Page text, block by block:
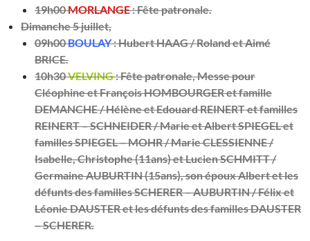
19h00MORLANGE:Fête patronale.
Dimanche 5 juillet,
09h00BOULAY:Hubert HAAG / Roland et Aimé
BRICE.
10h30VELVING:Fête patronale,Messe pour
Cléophine et François HOMBOURGER et famille
DEMANCHE / Hélène et Edouard REINERT et familles
REINERT – SCHNEIDER / Marie et Albert SPIEGEL et
familles SPIEGEL – MOHR / Marie CLESSIENNE /
Isabelle, Christophe (11ans) et Lucien SCHMITT /
Germaine AUBURTIN (15ans), son époux Albert et les
défunts des familles SCHERER – AUBURTIN / Félix et
Léonie DAUSTER et les défunts des familles DAUSTER
– SCHERER.